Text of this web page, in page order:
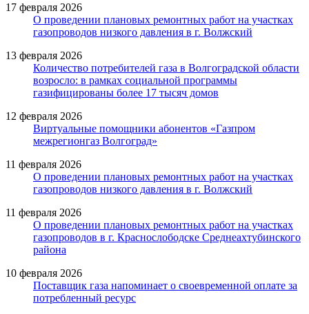
17 февраля 2026
О проведении плановых ремонтных работ на участках
газопроводов низкого давления в г. Волжский
13 февраля 2026
Количество потребителей газа в Волгоградской области
возросло: в рамках социальной программы
газифицированы более 17 тысяч домов
12 февраля 2026
Виртуальные помощники абонентов «Газпром
межрегионгаз Волгоград»
11 февраля 2026
О проведении плановых ремонтных работ на участках
газопроводов низкого давления в г. Волжский
11 февраля 2026
О проведении плановых ремонтных работ на участках
газопроводов в г. Краснослободске Среднеахтубинского
района
10 февраля 2026
Поставщик газа напоминает о своевременной оплате за
потребленный ресурс